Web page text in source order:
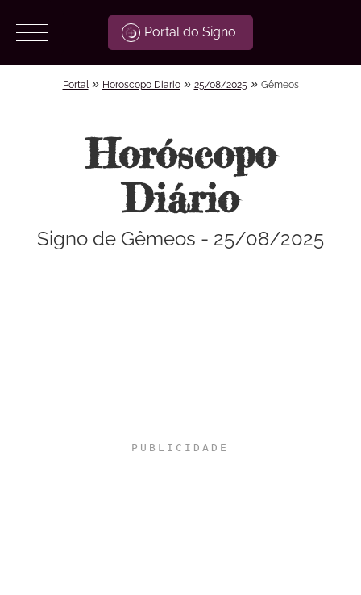
Portal do Signo
Portal » Horoscopo Diario» 25/08/2025 » Gêmeos
Horóscopo
Diário
Signo de Gêmeos - 25/08/2025